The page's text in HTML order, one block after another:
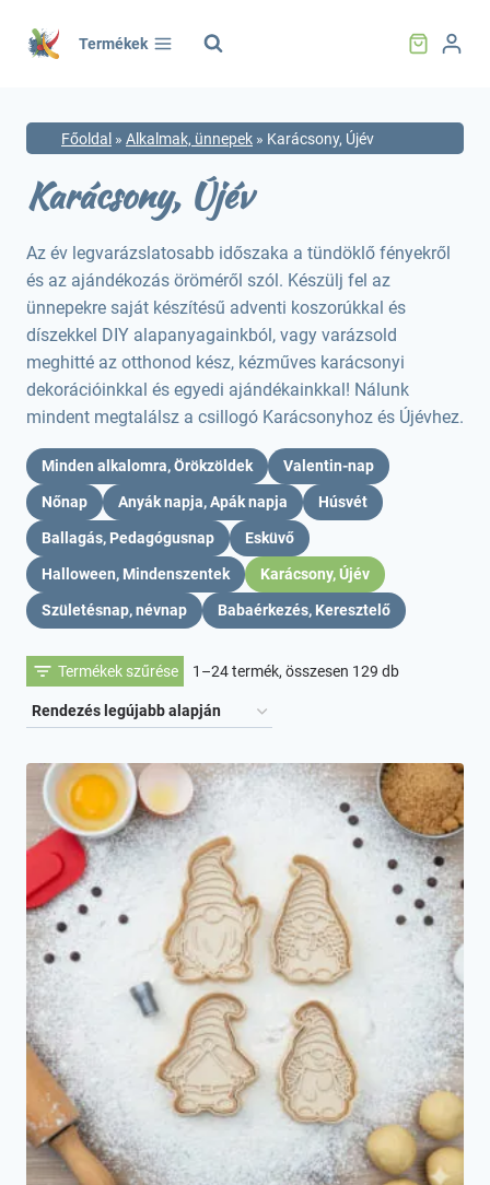
Termékek
Főoldal » Alkalmak, ünnepek » Karácsony, Újév
Karácsony, Újév
Az év legvarázslatosabb időszaka a tündöklő fényekről
és az ajándékozás öröméről szól. Készülj fel az
ünnepekre saját készítésű adventi koszorúkkal és
díszekkel DIY alapanyagainkból, vagy varázsold
meghitté az otthonod kész, kézműves karácsonyi
dekorációinkkal és egyedi ajándékainkkal! Nálunk
mindent megtalálsz a csillogó Karácsonyhoz és Újévhez.
Minden alkalomra, Örökzöldek Valentin-nap
Nőnap Anyák napja, Apák napja Húsvét
Ballagás, Pedagógusnap Esküvő
Halloween, Mindenszentek Karácsony, Újév
Születésnap, névnap Babaérkezés, Keresztelő
Termékek szűrése 1–24 termék, összesen 129 dbSorted